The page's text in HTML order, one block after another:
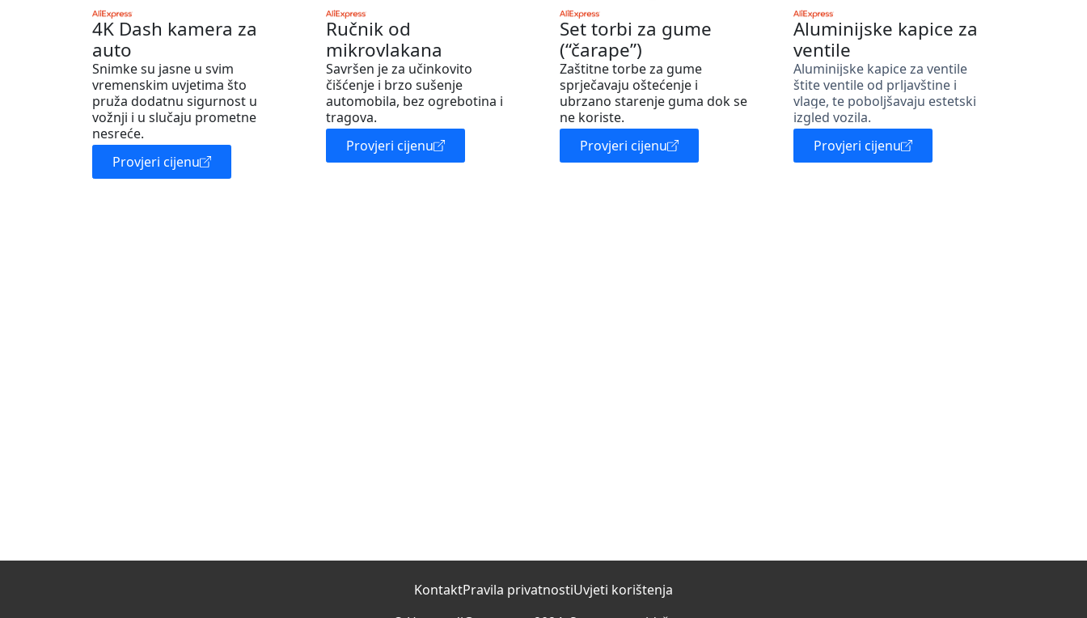
4K Dash kamera za
auto
Snimke su jasne u svim
vremenskim uvjetima što
pruža dodatnu sigurnost u
vožnji i u slučaju prometne
nesreće.
Provjeri cijenu
Ručnik od
mikrovlakana
Savršen je za učinkovito
čišćenje i brzo sušenje
automobila, bez ogrebotina i
tragova.
Provjeri cijenu
Set torbi za gume
(“čarape”)
Zaštitne torbe za gume
sprječavaju oštećenje i
ubrzano starenje guma dok se
ne koriste.
Provjeri cijenu
Aluminijske kapice za
ventile
Aluminijske kapice za ventile
štite ventile od prljavštine i
vlage, te poboljšavaju estetski
izgled vozila.
Provjeri cijenu
KontaktPravila privatnostiUvjeti korištenja